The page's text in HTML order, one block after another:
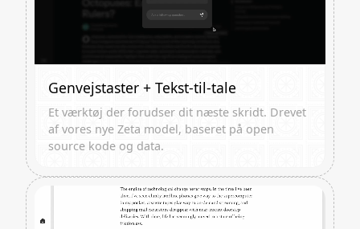
Genvejstaster + Tekst-til-tale
Et værktøj der forudser dit næste skridt. Drevet
af vores nye Zeta model, baseret på open
source kode og data.